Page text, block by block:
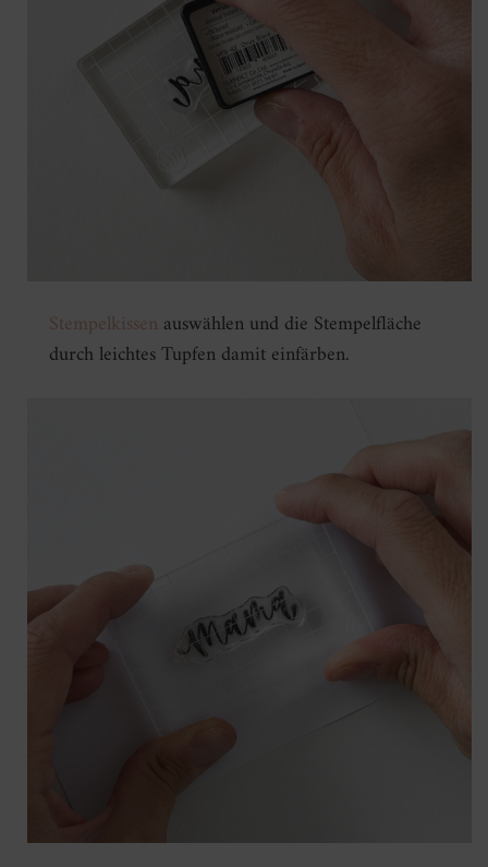
Stempelkissen auswählen und die Stempelfläche
durch leichtes Tupfen damit einfärben.